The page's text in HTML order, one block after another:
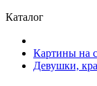
Каталог
Картины на
Девушки,